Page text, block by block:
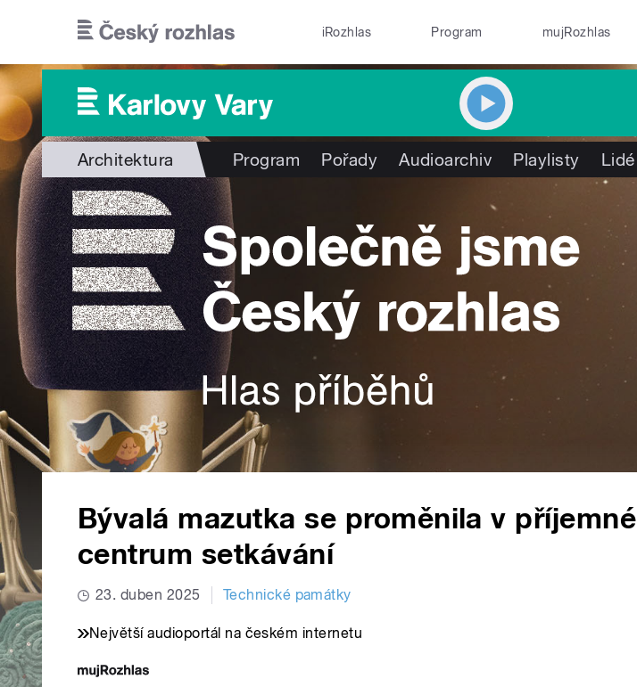
iRozhlas Program mujRozhlas
Architektura Program Pořady Audioarchiv Playlisty Lidé
Bývalá mazutka se proměnila v příjemné
centrum setkávání
23. duben 2025 Technické památky
Největší audioportál na českém internetu